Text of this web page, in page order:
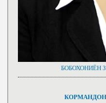
БОБОХОНИЁН